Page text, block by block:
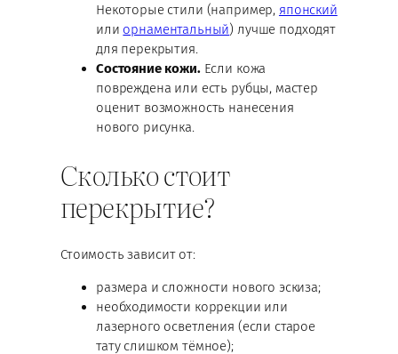
Некоторые стили (например, японский
или орнаментальный) лучше подходят
для перекрытия.
Состояние кожи.Если кожа
повреждена или есть рубцы, мастер
оценит возможность нанесения
нового рисунка.
Сколько стоит
перекрытие?
Стоимость зависит от:
размера и сложности нового эскиза;
необходимости коррекции или
лазерного осветления (если старое
тату слишком тёмное);